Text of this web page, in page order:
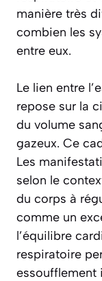
manière très
combien les
entre eux.
Le lien entre
repose sur la
du volume
gazeux. Ce
Les
selon le
du corps à
comme un
l’équilibre
respiratoire
essoufflement